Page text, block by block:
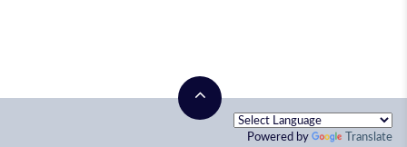
Powered by Translate